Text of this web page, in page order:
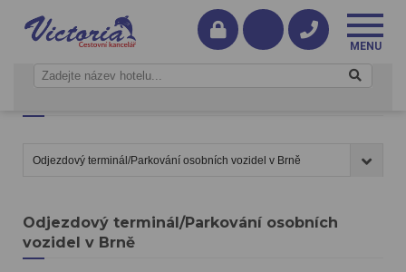
Odjezdový terminál/Parkování osobních
vozidel v Brně